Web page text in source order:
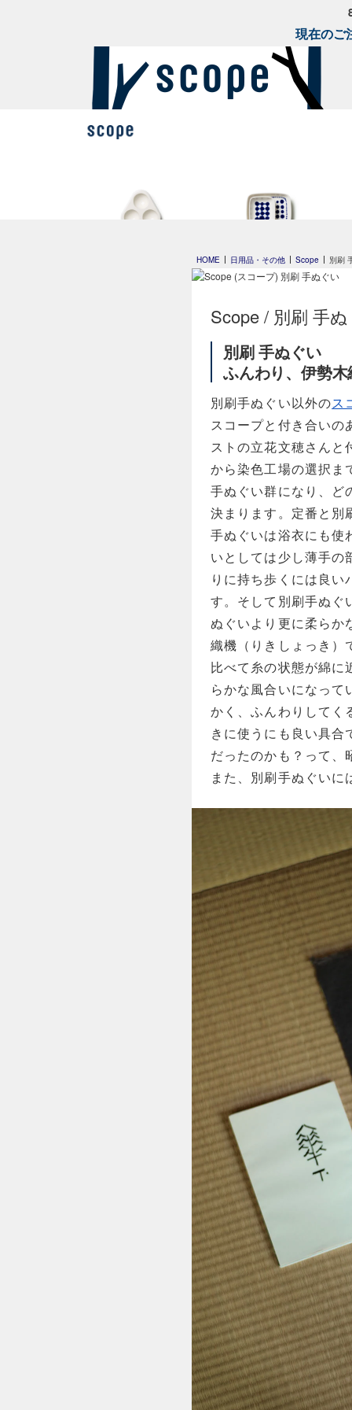
現在のご
Heini 2026
プレート20cm
HOME 日用品・その他 Scope 別刷
Scope / 別刷 手
別刷 手ぬぐい
ふんわり、伊勢木
別刷手ぬぐい以外のス
スコープと付き合いの
ストの立花文穂さんと
から染色工場の選択ま
手ぬぐい群になり、ど
決まります。定番と別
手ぬぐいは浴衣にも使
いとしては少し薄手の
りに持ち歩くには良い
す。そして別刷手ぬぐ
ぬぐいより更に柔らか
織機（りきしょっき）
比べて糸の状態が綿に
らかな風合いになって
かく、ふんわりしてく
きに使うにも良い具合
だったのかも？って、
また、別刷手ぬぐいに